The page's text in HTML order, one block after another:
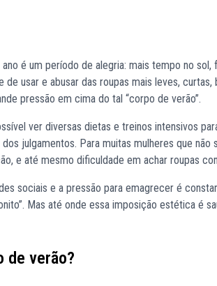
é um período de alegria: mais tempo no
de usar e abusar das roupas mais leves,
pressão em cima do tal “corpo de verão”.
ver diversas dietas e treinos intensivos
julgamentos. Para muitas mulheres que
e até mesmo dificuldade em achar roupas
sociais e a pressão para emagrecer é
Mas até onde essa imposição estética é
de verão?